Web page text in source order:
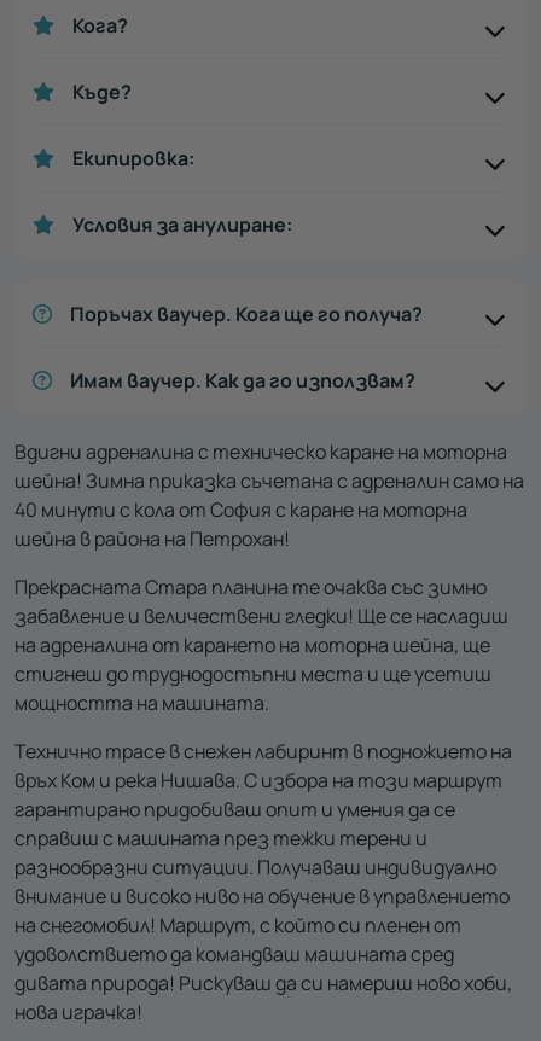
Кога?
Къде?
Екипировка:
Условия за анулиране:
Поръчах ваучер. Кога ще го получа?
Имам ваучер. Как да го използвам?
Вдигни адреналина с техническо каране на моторна
шейна! Зимна приказка съчетана с адреналин само на
40 минути с кола от София с каране на моторна
шейна в района на Петрохан!
Прекрасната Стара планина те очаква със зимно
забавление и величествени гледки! Ще се насладиш
на адреналина от карането на моторна шейна, ще
стигнеш до труднодостъпни места и ще усетиш
мощността на машината.
Технично трасе в снежен лабиринт в подножието на
връх Ком и река Нишава. С избора на този маршрут
гарантирано придобиваш опит и умения да се
справиш с машината през тежки терени и
разнообразни ситуации. Получаваш индивидуално
внимание и високо ниво на обучение в управлението
на снегомобил! Маршрут, с който си пленен от
удоволствието да командваш машината сред
дивата природа! Рискуваш да си намериш ново хоби,
нова играчка!